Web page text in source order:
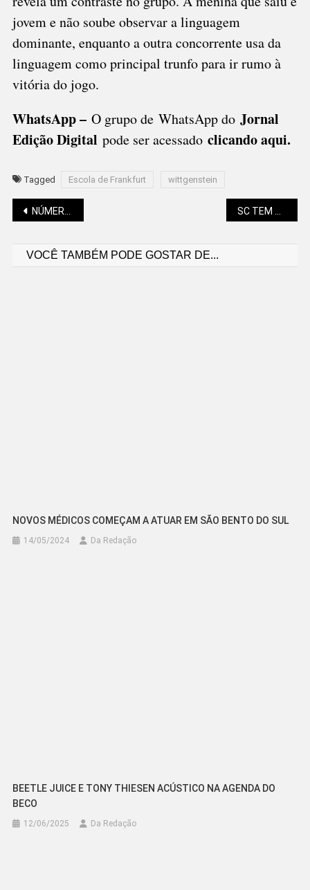
jovem e não soube observar a linguagem
dominante, enquanto a outra concorrente usa da
linguagem como principal trunfo para ir rumo à
vitória do jogo.
WhatsApp – O grupo de WhatsApp do Jornal
Edição Digital pode ser acessado clicando aqui.
Tagged Escola de Frankfurt wittgenstein
Navegação
NÚMERO DE MEIs EM SC CRESCE 21%
VOCÊ TAMBÉM PODE GOSTAR DE...
NOVOS MÉDICOS COMEÇAM A ATUAR EM SÃO BENTO DO SUL
14/05/2024 Da Redação
BEETLE JUICE E TONY THIESEN ACÚSTICO NA AGENDA DO
BECO
12/06/2025 Da Redação